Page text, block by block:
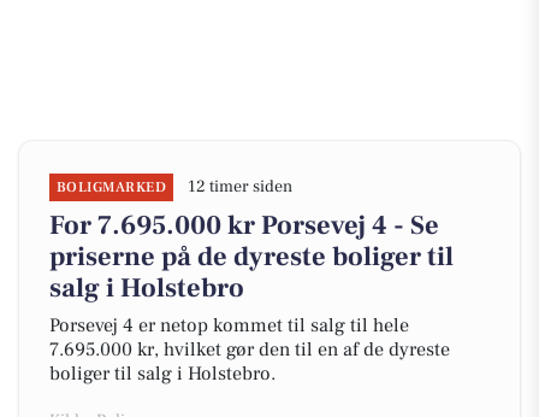
BOLIGMARKED 12 timer siden
For 7.695.000 kr Porsevej 4 - Se
priserne på de dyreste boliger til
salg i Holstebro
Porsevej 4 er netop kommet til salg til hele
7.695.000 kr, hvilket gør den til en af de dyreste
boliger til salg i Holstebro.